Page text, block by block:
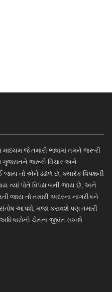
જે તમારી ભાષામાં તમને જરૂરી
ગુજરાતને જરૂરી વિચાર અને
તો એને ઢંઢોળે છે, ક્યારેક વિપક્ષની
ત્યાં પોતે વિપક્ષ બની જાય છે, અને
જાય તો તમારી અંદરના નાગરીકને
આપશે, મજા કરાવશે પણ તમારી
ચેતના જીવંત રાખશે